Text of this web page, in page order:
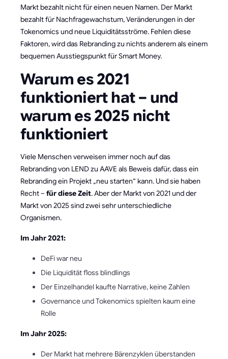
Markt bezahlt nicht für einen neuen Namen. Der Markt
bezahlt für Nachfragewachstum, Veränderungen in der
Tokenomics und neue Liquiditätsströme. Fehlen diese
Faktoren, wird das Rebranding zu nichts anderem als einem
bequemen Ausstiegspunkt für Smart Money.
Warum es 2021
funktioniert hat – und
warum es 2025 nicht
funktioniert
Viele Menschen verweisen immer noch auf das
Rebranding von LEND zu AAVE als Beweis dafür, dass ein
Rebranding ein Projekt „neu starten“ kann. Und sie haben
Recht –für diese Zeit. Aber der Markt von 2021 und der
Markt von 2025 sind zwei sehr unterschiedliche
Organismen.
Im Jahr 2021:
DeFi war neu
Die Liquidität floss blindlings
Der Einzelhandel kaufte Narrative, keine Zahlen
Governance und Tokenomics spielten kaum eine
Rolle
Im Jahr 2025:
Der Markt hat mehrere Bärenzyklen überstanden